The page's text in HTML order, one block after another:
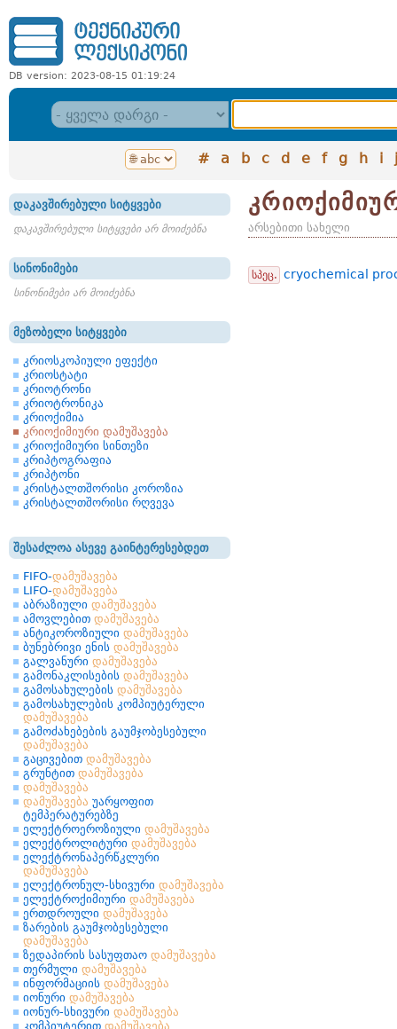
DB version: 2023-08-15 01:19:24
# a b c d e f g h i j
დაკავშირებული სიტყვები
დაკავშირებული სიტყვები არ მოიძებნა
სინონიმები
სინონიმები არ მოიძებნა
მეზობელი სიტყვები
კრიოსკოპიული ეფექტი
კრიოსტატი
კრიოტრონი
კრიოტრონიკა
კრიოქიმია
კრიოქიმიური დამუშავება
კრიოქიმიური სინთეზი
კრიპტოგრაფია
კრიპტონი
კრისტალთშორისი კოროზია
კრისტალთშორისი რღვევა
შესაძლოა ასევე გაინტერესებდეთ
FIFO-დამუშავება
LIFO-დამუშავება
აბრაზიული დამუშავება
ამოვლებით დამუშავება
ანტიკოროზიული დამუშავება
ბუნებრივი ენის დამუშავება
გალვანური დამუშავება
გამონაკლისების დამუშავება
გამოსახულების დამუშავება
გამოსახულების კომპიუტერული
დამუშავება
გამოძახებების გაუმჯობესებული
დამუშავება
გაცივებით დამუშავება
გრუნტით დამუშავება
დამუშავება
დამუშავება უარყოფით
ტემპერატურებზე
ელექტროეროზიული დამუშავება
ელექტროლიტური დამუშავება
ელექტრონაპერწკლური
დამუშავება
ელექტრონულ-სხივური დამუშავება
ელექტროქიმიური დამუშავება
ერთდროული დამუშავება
ზარების გაუმჯობესებული
დამუშავება
ზედაპირის სასუფთაო დამუშავება
თერმული დამუშავება
ინფორმაციის დამუშავება
იონური დამუშავება
იონურ-სხივური დამუშავება
კომპიუტერით დამუშავება
არსებითი სახელი
სპეც. cryochemical